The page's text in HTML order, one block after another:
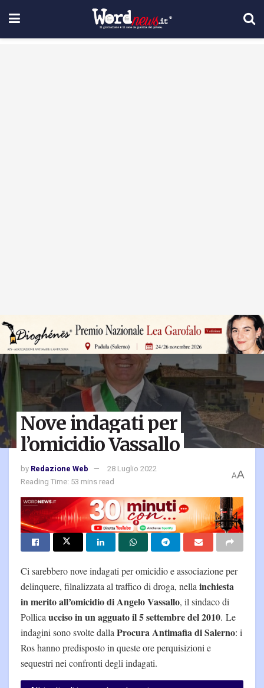
Nove indagati per
l’omicidio Vassallo
by Redazione Web
28 Luglio 2022
Reading Time: 53 mins read
AA
Ci sarebbero nove indagati per omicidio e associazione per
delinquere, filnalizzata al traffico di droga, nella inchiesta
in merito all’omicidio di Angelo Vassallo, il sindaco di
Pollica ucciso in un agguato il 5 settembre del 2010. Le
indagini sono svolte dalla Procura Antimafia di Salerno: i
Ros hanno predisposto in queste ore perquisizioni e
sequestri nei confronti degli indagati.